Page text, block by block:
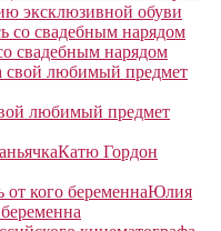
эксклюзивной обуви
свадебным нарядом
любимый предмет
Катю Гордон
Юлия